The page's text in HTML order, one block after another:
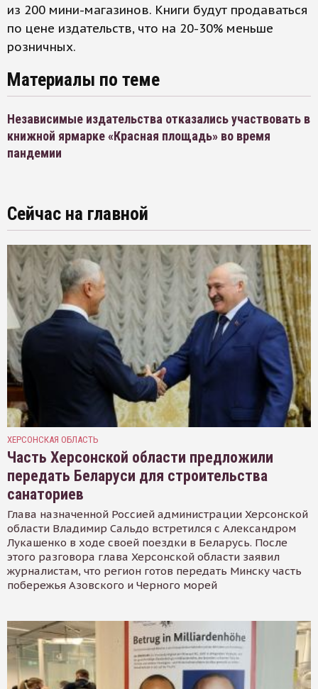
из 200 мини-магазинов. Книги будут продаваться
по цене издательств, что на 20-30% меньше
розничных.
Материалы по теме
Независимые издательства отказались участвовать в
книжной ярмарке «Красная площадь» во время
пандемии
Сейчас на главной
ХЕРСОНСКАЯ ОБЛАСТЬ
Часть Херсонской области предложили
передать Беларуси для строительства
санаториев
Глава назначенной Россией администрации Херсонской
области Владимир Сальдо встретился с Александром
Лукашенко в ходе своей поездки в Беларусь. После
этого разговора глава Херсонской области заявил
журналистам, что регион готов передать Минску часть
побережья Азовского и Черного морей